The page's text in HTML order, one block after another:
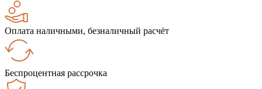
Оплата наличными, безналичный расчёт
Беспроцентная рассрочка